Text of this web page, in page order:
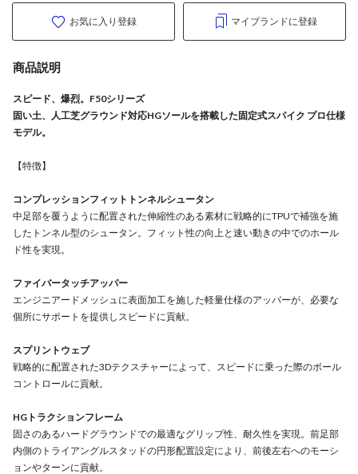
お気に入り登録 マイブランドに登録
商品説明
スピード、爆烈。F50シリーズ
固い土、人工芝グラウンド対応HGソールを搭載した固定式スパイク プロ仕様
モデル。
【特徴】
コンプレッションフィットトンネルシュータン
中足部を覆うように配置された伸縮性のある素材に戦略的にTPUで補強を施
したトンネル型のシュータン。フィット性の向上と速い動きの中でのホール
ド性を実現。
ファイバータッチアッパー
エンジニアードメッシュに表面加工を施した軽量仕様のアッパーが、必要な
個所にサポートを提供しスピードに貢献。
スプリントウェブ
戦略的に配置された3Dテクスチャーによって、スピードに乗った際のボール
コントロールに貢献。
HGトラクションフレーム
固さのあるハードグラウンドでの最適なグリップ性、耐久性を実現。前足部
内側のトライアングルスタッドの円形配置設定により、前後左右へのモーシ
ョンやターンに貢献。